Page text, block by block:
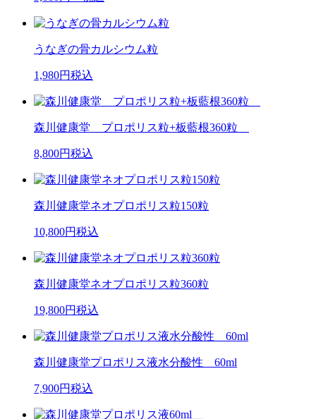
うなぎの骨カルシウム粒
1,980円税込
森川健康堂 プロポリス粒+板藍根360粒
8,800円税込
森川健康堂ネオプロポリス粒150粒
10,800円税込
森川健康堂ネオプロポリス粒360粒
19,800円税込
森川健康堂プロポリス液水分酸性 60ml
7,900円税込